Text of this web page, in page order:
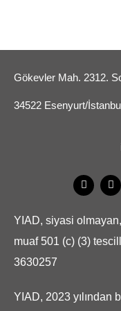
Gökevler Mah. 2312.
34522 Esenyurt/
YIAD, siyasi
muaf 501 (c) (3)
3630257
YIAD, 2023 yılından